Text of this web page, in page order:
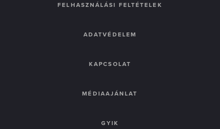
FELHASZNÁLÁSI FELTÉTELEK
ADATVÉDELEM
KAPCSOLAT
MÉDIAAJÁNLAT
GYIK